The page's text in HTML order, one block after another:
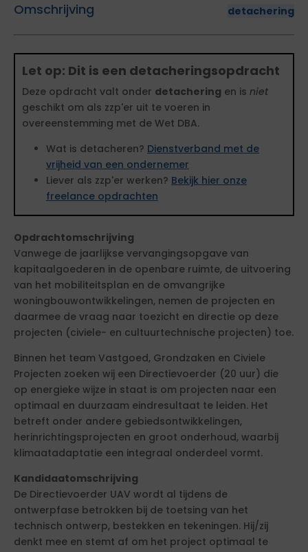
Omschrijving detachering
Let op: Dit is een detacheringsopdracht
Deze opdracht valt onder detachering en is niet
geschikt om als zzp'er uit te voeren in
overeenstemming met de Wet DBA.
Wat is detacheren? Dienstverband met de
vrijheid van een ondernemer
Liever als zzp'er werken? Bekijk hier onze
freelance opdrachten
Opdrachtomschrijving
Vanwege de jaarlijkse vervangingsopgave van
kapitaalgoederen in de openbare ruimte, de uitvoering
van het mobiliteitsplan en de omvangrijke
woningbouwontwikkelingen, nemen de projecten en
daarmee de vraag naar toezicht en directie op deze
projecten (civiele- en cultuurtechnische projecten) toe.
Binnen het team Vastgoed, Grondzaken en Civiele
Projecten zoeken wij een Directievoerder (20 uur) die
op energieke wijze in staat is om projecten naar een
optimaal en duurzaam eindresultaat te leiden. Het
betreft onder andere gebiedsontwikkelingen,
herinrichtingsprojecten en groot onderhoud, waarbij
klimaatadaptatie een integraal onderdeel vormt.
Kandidaatomschrijving
De Directievoerder UAV wordt al tijdens de
ontwerpfase betrokken bij de toetsing van het
technisch ontwerp, bestekken en tekeningen. Hij/zij
denkt mee en stemt af om het project optimaal te